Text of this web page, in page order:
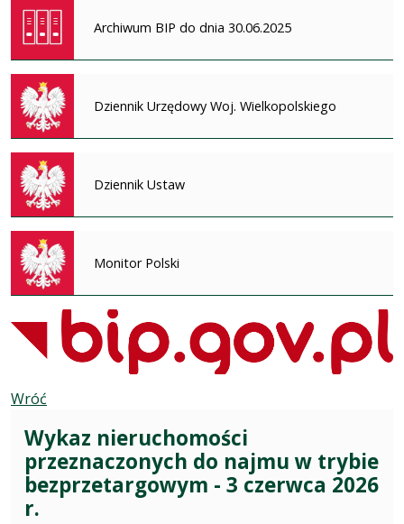
Archiwum BIP do dnia 30.06.2025
Dziennik Urzędowy Woj. Wielkopolskiego
Dziennik Ustaw
Monitor Polski
Wróć
Wykaz nieruchomości
przeznaczonych do najmu w trybie
bezprzetargowym - 3 czerwca 2026
r.